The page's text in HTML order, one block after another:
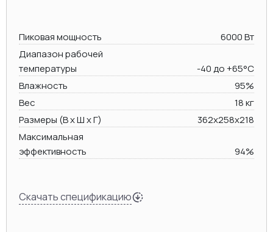
Пиковая мощность
6000 Вт
Диапазон рабочей
температуры
-40 до +65°C
Влажность
95%
Вес
18 кг
Размеры (В х Ш х Г)
362x258x218
Максимальная
эффективность
94%
Скачать спецификацию